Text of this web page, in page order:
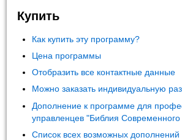
Купить
Как купить эту программу?
Цена программы
Отобразить все контактные данные
Можно заказать индивидуальную
Дополнение к программе для
управленцев "Библия Современного
Список всех возможных дополнений